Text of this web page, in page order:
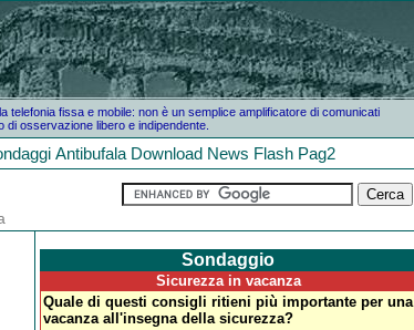
fissa e mobile: non è un semplice amplificatore di comunicati
osservazione libero e indipendente.
Antibufala Download News Flash Pag2
Sondaggio
Sicurezza in vacanza
Quale di questi consigli ritieni più importante per una
vacanza all'insegna della sicurezza?